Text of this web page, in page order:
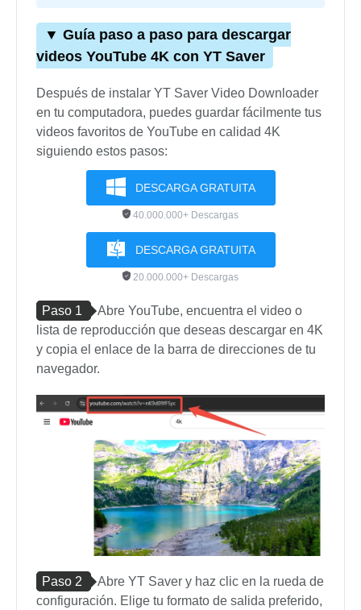
▼ Guía paso a paso para descargar
videos YouTube 4K con YT Saver
Después de instalar YT Saver Video Downloader
en tu computadora, puedes guardar fácilmente tus
videos favoritos de YouTube en calidad 4K
siguiendo estos pasos:
DESCARGA GRATUITA
40.000.000+ Descargas
DESCARGA GRATUITA
20.000.000+ Descargas
Paso 1
Abre YouTube, encuentra el video o
lista de reproducción que deseas descargar en 4K
y copia el enlace de la barra de direcciones de tu
navegador.
Paso 2
Abre YT Saver y haz clic en la rueda de
configuración. Elige tu formato de salida preferido,